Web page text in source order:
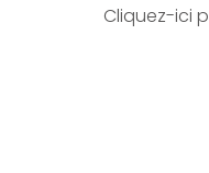
Cliquez-ici